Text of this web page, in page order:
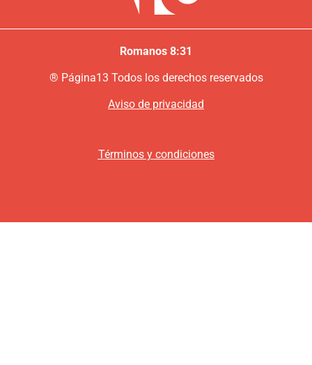
Romanos 8:31
® Página13 Todos los derechos reservados
Aviso de privacidad
Términos y condiciones